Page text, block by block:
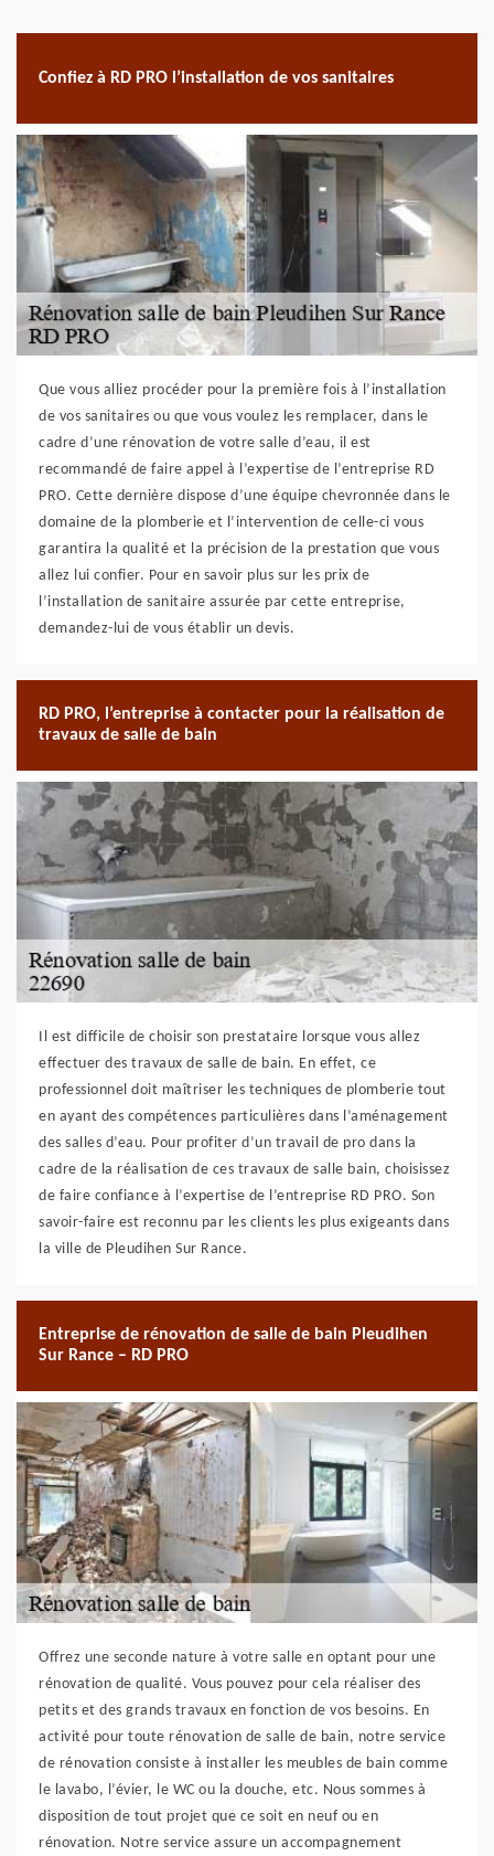
Confiez à RD PRO l’installation de vos sanitaires
Que vous alliez procéder pour la première fois à l’installation
de vos sanitaires ou que vous voulez les remplacer, dans le
cadre d’une rénovation de votre salle d’eau, il est
recommandé de faire appel à l’expertise de l’entreprise RD
PRO. Cette dernière dispose d’une équipe chevronnée dans le
domaine de la plomberie et l’intervention de celle-ci vous
garantira la qualité et la précision de la prestation que vous
allez lui confier. Pour en savoir plus sur les prix de
l’installation de sanitaire assurée par cette entreprise,
demandez-lui de vous établir un devis.
RD PRO, l’entreprise à contacter pour la réalisation de
travaux de salle de bain
Il est difficile de choisir son prestataire lorsque vous allez
effectuer des travaux de salle de bain. En effet, ce
professionnel doit maîtriser les techniques de plomberie tout
en ayant des compétences particulières dans l’aménagement
des salles d’eau. Pour profiter d’un travail de pro dans la
cadre de la réalisation de ces travaux de salle bain, choisissez
de faire confiance à l’expertise de l’entreprise RD PRO. Son
savoir-faire est reconnu par les clients les plus exigeants dans
la ville de Pleudihen Sur Rance.
Entreprise de rénovation de salle de bain Pleudihen
Sur Rance – RD PRO
Offrez une seconde nature à votre salle en optant pour une
rénovation de qualité. Vous pouvez pour cela réaliser des
petits et des grands travaux en fonction de vos besoins. En
activité pour toute rénovation de salle de bain, notre service
de rénovation consiste à installer les meubles de bain comme
le lavabo, l’évier, le WC ou la douche, etc. Nous sommes à
disposition de tout projet que ce soit en neuf ou en
rénovation. Notre service assure un accompagnement